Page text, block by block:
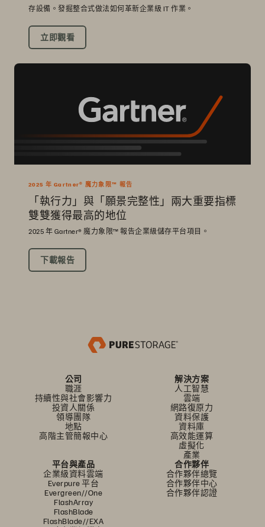
存設備。發掘整合式做法如何革新企業級 IT 作業。
立即觀看
2025 年 Gartner® 魔力象限™ 報告
「執行力」與「願景完整性」兩大重要指標
雙雙獲得最高的地位
2025 年 Gartner® 魔力象限™ 報告企業級儲存平台項目。
下載報告
公司
職涯
持續性與社會影響力
投資人關係
領導團隊
地點
高階主管簡報中心
解決方案
人工智慧
雲端
網路復原力
資料保護
資料庫
高效能運算
虛擬化
產業
平台與產品
企業級資料雲端
Everpure 平台
Evergreen//One
FlashArray
FlashBlade
FlashBlade//EXA
合作夥伴
合作夥伴總覽
合作夥伴中心
合作夥伴認證